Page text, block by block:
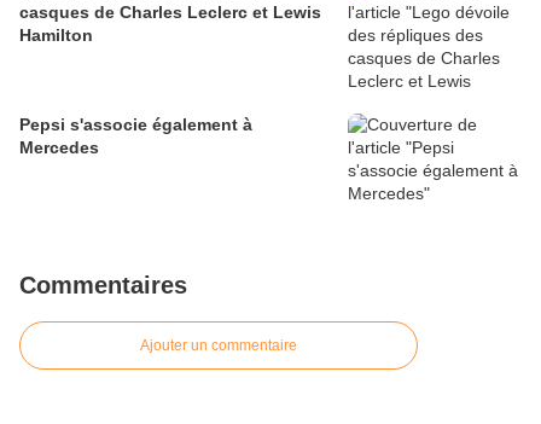
casques de Charles Leclerc et Lewis
Hamilton
Pepsi s'associe également à
Mercedes
Commentaires
Ajouter un commentaire